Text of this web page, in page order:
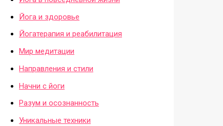
Йога и здоровье
Йогатерапия и реабилитация
Мир медитации
Направления и стили
Начни с йоги
Разум и осознанность
Уникальные техники